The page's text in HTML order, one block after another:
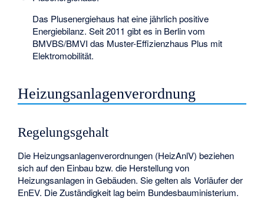
Das Plusenergiehaus hat eine jährlich positive
Energiebilanz. Seit 2011 gibt es in Berlin vom
BMVBS/BMVI das Muster-Effizienzhaus Plus mit
Elektromobilität.
Heizungsanlagenverordnung
Regelungsgehalt
Die Heizungsanlagenverordnungen (HeizAnlV) beziehen
sich auf den Einbau bzw. die Herstellung von
Heizungsanlagen in Gebäuden. Sie gelten als Vorläufer der
EnEV. Die Zuständigkeit lag beim Bundesbauministerium.